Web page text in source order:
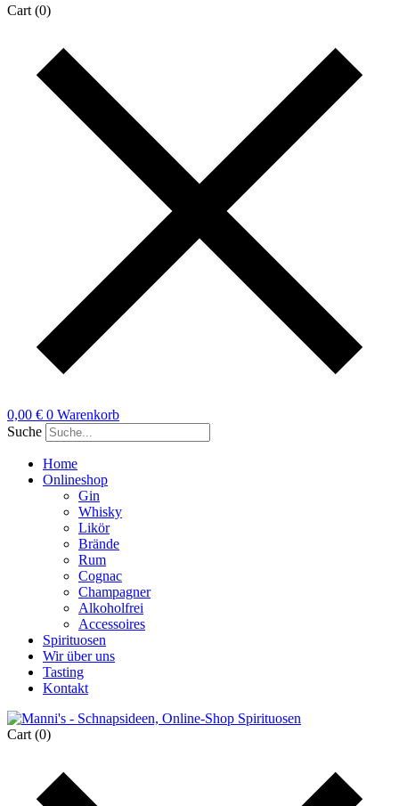
Cart (0)
0,00 € 0 Warenkorb
Suche
Home
Onlineshop
Gin
Whisky
Likör
Brände
Rum
Cognac
Champagner
Alkoholfrei
Accessoires
Spirituosen
Wir über uns
Tasting
Kontakt
Cart (0)